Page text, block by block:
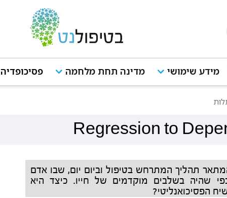
מידע שימושי מדינה תחת מלחמה פסיכופדיה
Regression to
תהליך המתרחש בטיפול וביום יום, שבו אדם
שהיה בשלבים מוקדמים של חייו. כיצד היא
הפסיכואנליטי?